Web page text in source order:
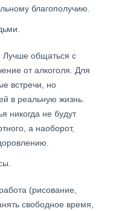
благополучию.
Лучше общаться с
от алкоголя. Для
встречи, но
в реальную жизнь.
никогда не будут
а наоборот,
(рисование,
свободное время,